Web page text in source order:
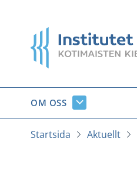
innehåll
Startsida
OM OSS
Om
oss
undersidor
Startsida
Aktuellt